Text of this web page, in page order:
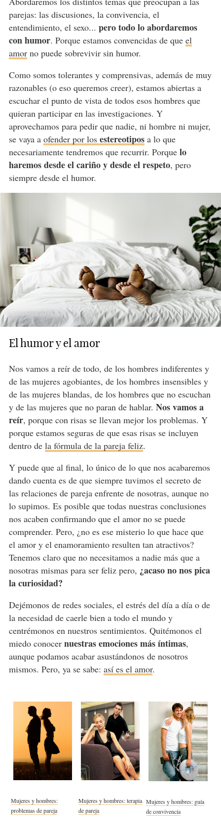
parejas: las discusiones, la convivencia, el
entendimiento, el sexo... pero todo lo abordaremos
con humor. Porque estamos convencidas de que el
amorno puede sobrevivir sin humor.
Como somos tolerantes y comprensivas, además de muy
razonables (o eso queremos creer), estamos abiertas a
escuchar el punto de vista de todos esos hombres que
quieran participar en las investigaciones. Y
aprovechamos para pedir que nadie, ni hombre ni mujer,
se vaya a ofender por los estereotiposa lo que
necesariamente tendremos que recurrir. Porquelo
haremos desde el cariño y desde el respeto, pero
siempre desde el humor.
El humor y el amor
Nos vamos a reír de todo, de los hombres indiferentes y
de las mujeres agobiantes, de los hombres insensibles y
de las mujeres blandas, de los hombres que no escuchan
y de las mujeres que no paran de hablar. Nos vamos a
reír, porque con risas se llevan mejor los problemas. Y
porque estamos seguras de que esas risas se incluyen
dentro de la fórmula de la pareja feliz.
Y puede que al final, lo único de lo que nos acabaremos
dando cuenta es de que siempre tuvimos el secreto de
las relaciones de pareja enfrente de nosotras, aunque no
lo supimos. Es posible que todas nuestras conclusiones
nos acaben confirmando que el amor no se puede
comprender. Pero, ¿no es ese misterio lo que hace que
el amor y el enamoramiento resulten tan atractivos?
Tenemos claro que no necesitamos a nadie más que a
nosotras mismas para ser feliz pero, ¿acaso no nos pica
la curiosidad?
Dejémonos de redes sociales, el estrés del día a día o de
la necesidad de caerle bien a todo el mundo y
centrémonos en nuestros sentimientos. Quitémonos el
miedo conocer nuestras emociones más íntimas,
aunque podamos acabar asustándonos de nosotros
mismos. Pero, ya se sabe: así es el amor.
Mujeres y hombres:
problemas de pareja
Mujeres y hombres: terapia
de pareja
Mujeres y hombres: guía
de convivencia